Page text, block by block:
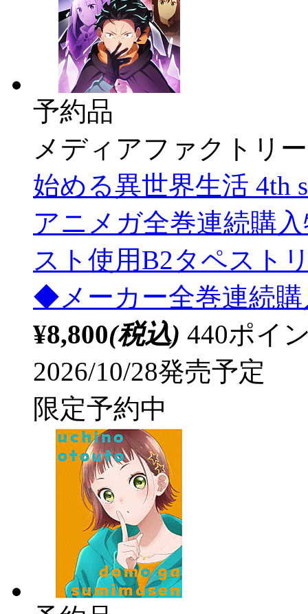
予約品
メディアファクトリー
始める異世界生活 4th
アニメガ全巻連続購
スト使用B2タペスト
◆メーカー全巻連続購
¥8,800(税込) 440ポイ
2026/10/28発売予定
限定予約中